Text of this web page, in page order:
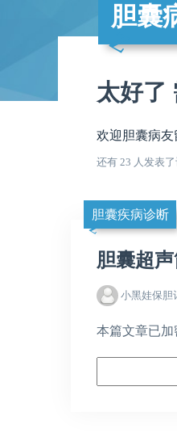
胆囊
太好了
欢迎胆囊病
还有 23 人发表
胆囊疾病诊断
胆囊超
小黑娃保胆
本篇文章已加